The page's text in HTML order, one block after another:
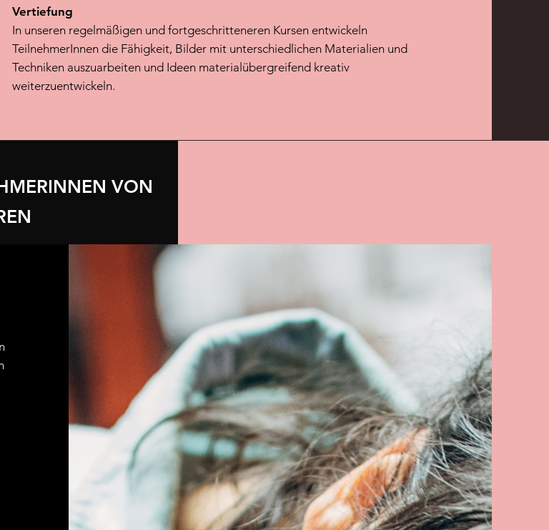
Vertiefung
In unseren regelmäßigen und fortgeschritteneren Kursen entwickeln
TeilnehmerInnen die Fähigkeit, Bilder mit unterschiedlichen Materialien und
Techniken auszuarbeiten und Ideen materialübergreifend kreativ
weiterzuentwickeln.
VON